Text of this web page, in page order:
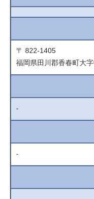
〒 822-1405
福岡県田川郡香春町大
-
-